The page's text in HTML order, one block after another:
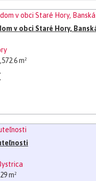
v obci Staré Hory,
m²
m²